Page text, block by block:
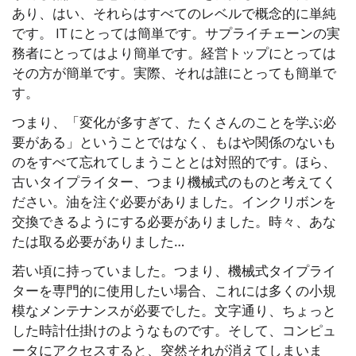
あり、はい、それらはすべてのレベルで概念的に単純
です。 IT にとっては簡単です。サプライチェーンの実
務者にとってはより簡単です。経営トップにとっては
その方が簡単です。実際、それは誰にとっても簡単で
す。
つまり、「変化が多すぎて、たくさんのことを学ぶ必
要がある」ということではなく、もはや関係のないも
のをすべて忘れてしまうこととは対照的です。ほら、
古いタイプライター、つまり機械式のものと考えてく
ださい。油を注ぐ必要がありました。インクリボンを
交換できるようにする必要がありました。時々、あな
たは取る必要がありました…
若い頃に持っていました。つまり、機械式タイプライ
ターを専門的に使用したい場合、これには多くの小規
模なメンテナンスが必要でした。文字通り、ちょっと
した時計仕掛けのようなものです。そして、コンピュ
ータにアクセスすると、突然それが消えてしまいま